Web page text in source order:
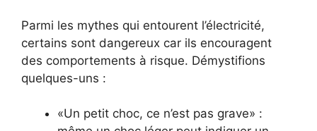
Parmi les mythes qui entourent l’électricité,
certains sont dangereux car ils encouragent
des comportements à risque. Démystifions
quelques-uns :
«Un petit choc, ce n’est pas grave» :